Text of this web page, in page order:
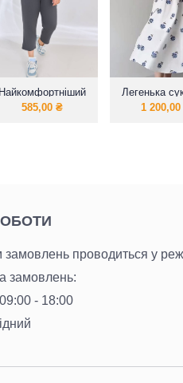
Найкомфортніший
вільний костюм на
585,00 ₴
Легенька
літо в
1
проводиться у
замовлень:
- 18:00